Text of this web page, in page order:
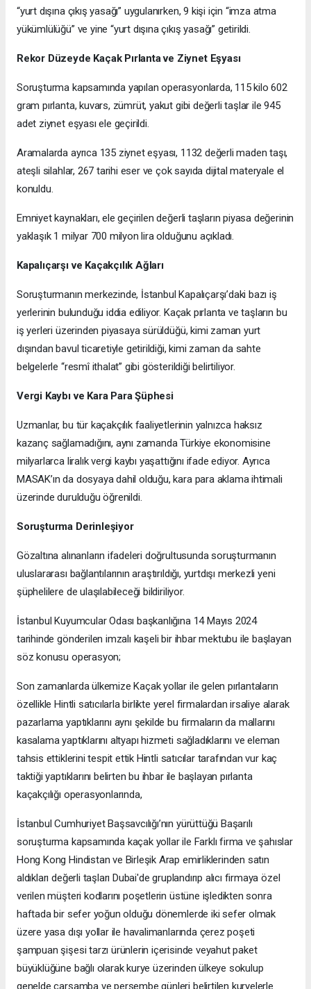
“yurt dışına çıkış yasağı” uygulanırken, 9 kişi için “imza atma
yükümlülüğü” ve yine “yurt dışına çıkış yasağı” getirildi.
Rekor Düzeyde Kaçak Pırlanta ve Ziynet Eşyası
Soruşturma kapsamında yapılan operasyonlarda, 115 kilo 602
gram pırlanta, kuvars, zümrüt, yakut gibi değerli taşlar ile 945
adet ziynet eşyası ele geçirildi.
Aramalarda ayrıca 135 ziynet eşyası, 1132 değerli maden taşı,
ateşli silahlar, 267 tarihi eser ve çok sayıda dijital materyale el
konuldu.
Emniyet kaynakları, ele geçirilen değerli taşların piyasa değerinin
yaklaşık 1 milyar 700 milyon lira olduğunu açıkladı.
Kapalıçarşı ve Kaçakçılık Ağları
Soruşturmanın merkezinde, İstanbul Kapalıçarşı’daki bazı iş
yerlerinin bulunduğu iddia ediliyor. Kaçak pırlanta ve taşların bu
iş yerleri üzerinden piyasaya sürüldüğü, kimi zaman yurt
dışından bavul ticaretiyle getirildiği, kimi zaman da sahte
belgelerle “resmî ithalat” gibi gösterildiği belirtiliyor.
Vergi Kaybı ve Kara Para Şüphesi
Uzmanlar, bu tür kaçakçılık faaliyetlerinin yalnızca haksız
kazanç sağlamadığını, aynı zamanda Türkiye ekonomisine
milyarlarca liralık vergi kaybı yaşattığını ifade ediyor. Ayrıca
MASAK’ın da dosyaya dahil olduğu, kara para aklama ihtimali
üzerinde durulduğu öğrenildi.
Soruşturma Derinleşiyor
Gözaltına alınanların ifadeleri doğrultusunda soruşturmanın
uluslararası bağlantılarının araştırıldığı, yurtdışı merkezli yeni
şüphelilere de ulaşılabileceği bildiriliyor.
İstanbul Kuyumcular Odası başkanlığına 14 Mayıs 2024
tarihinde gönderilen imzalı kaşeli bir ihbar mektubu ile başlayan
söz konusu operasyon;
Son zamanlarda ülkemize Kaçak yollar ile gelen pırlantaların
özellikle Hintli satıcılarla birlikte yerel firmalardan irsaliye alarak
pazarlama yaptıklarını aynı şekilde bu firmaların da mallarını
kasalama yaptıklarını altyapı hizmeti sağladıklarını ve eleman
tahsis ettiklerini tespit ettik Hintli satıcılar tarafından vur kaç
taktiği yaptıklarını belirten bu ihbar ile başlayan pırlanta
kaçakçılığı operasyonlarında,
İstanbul Cumhuriyet Başsavcılığı’nın yürüttüğü Başarılı
soruşturma kapsamında kaçak yollar ile Farklı firma ve şahıslar
Hong Kong Hindistan ve Birleşik Arap emirliklerinden satın
aldıkları değerli taşları Dubai'de gruplandırıp alıcı firmaya özel
verilen müşteri kodlarını poşetlerin üstüne işledikten sonra
haftada bir sefer yoğun olduğu dönemlerde iki sefer olmak
üzere yasa dışı yollar ile havalimanlarında çerez poşeti
şampuan şişesi tarzı ürünlerin içerisinde veyahut paket
büyüklüğüne bağlı olarak kurye üzerinden ülkeye sokulup
genelde çarşamba ve perşembe günleri belirtilen kuryelerle